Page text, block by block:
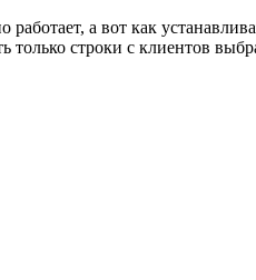
а вот как
строки с клиентов